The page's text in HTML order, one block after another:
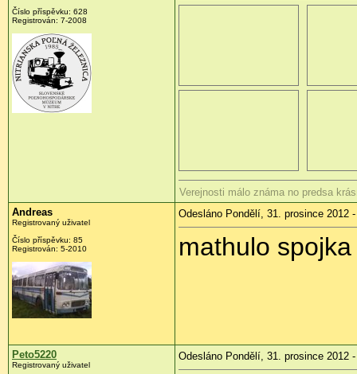
Číslo příspěvku: 628
Registrován: 7-2008
Verejnosti málo známa no predsa
Andreas
Registrovaný uživatel
Číslo příspěvku: 85
Registrován: 5-2010
Odesláno Pondělí, 31. prosince 2012
mathulo
Peto5220
Registrovaný uživatel
Odesláno Pondělí, 31. prosince 2012